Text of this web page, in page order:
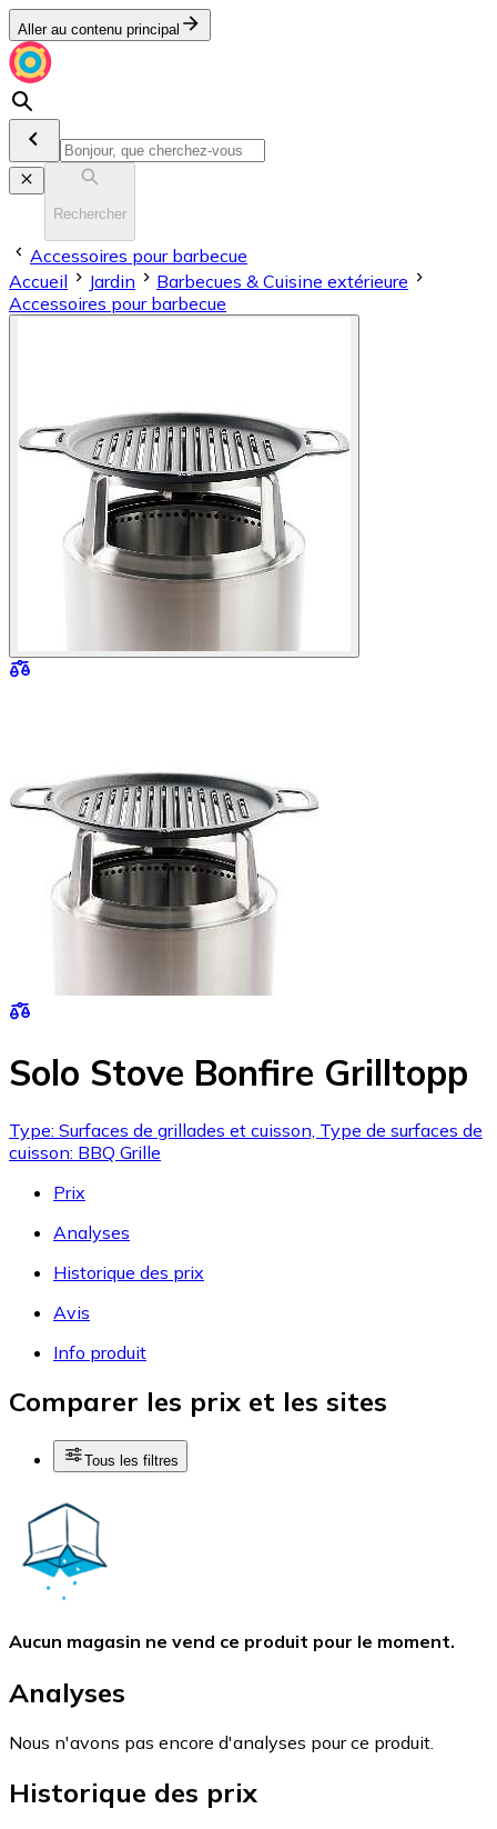
Aller au contenu principal
Rechercher
Accessoires pour barbecue
Accueil
Jardin
Barbecues & Cuisine extérieure
Accessoires pour barbecue
Solo Stove Bonfire Grilltopp
Type: Surfaces de grillades et cuisson, Type de surfaces de
cuisson: BBQ Grille
Prix
Analyses
Historique des prix
Avis
Info produit
Comparer les prix et les sites
Tous les filtres
Aucun magasin ne vend ce produit pour le moment.
Analyses
Nous n'avons pas encore d'analyses pour ce produit.
Historique des prix